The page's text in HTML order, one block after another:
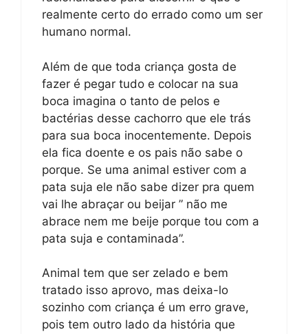
realmente certo do errado como um ser
humano normal.
Além de que toda criança gosta de
fazer é pegar tudo e colocar na sua
boca imagina o tanto de pelos e
bactérias desse cachorro que ele trás
para sua boca inocentemente. Depois
ela fica doente e os pais não sabe o
porque. Se uma animal estiver com a
pata suja ele não sabe dizer pra quem
vai lhe abraçar ou beijar ” não me
abrace nem me beije porque tou com a
pata suja e contaminada”.
Animal tem que ser zelado e bem
tratado isso aprovo, mas deixa-lo
sozinho com criança é um erro grave,
pois tem outro lado da história que